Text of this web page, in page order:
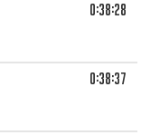
0:38:28
0:38:37